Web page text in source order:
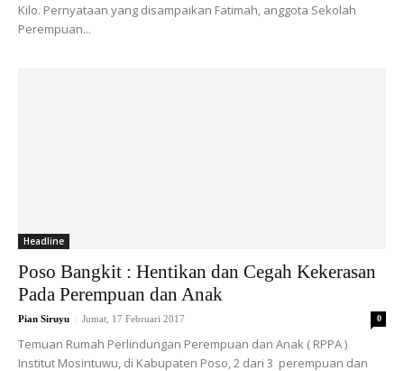
Kilo. Pernyataan yang disampaikan Fatimah, anggota Sekolah
Perempuan...
Headline
Poso Bangkit : Hentikan dan Cegah Kekerasan
Pada Perempuan dan Anak
Pian Siruyu - Jumat, 17 Februari 2017 0
Temuan Rumah Perlindungan Perempuan dan Anak ( RPPA )
Institut Mosintuwu, di Kabupaten Poso, 2 dari 3 perempuan dan